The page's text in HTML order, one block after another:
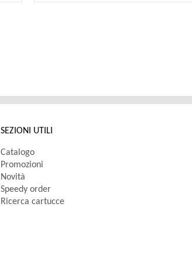
SEZIONI UTILI
Catalogo
Promozioni
Novità
Speedy order
Ricerca cartucce